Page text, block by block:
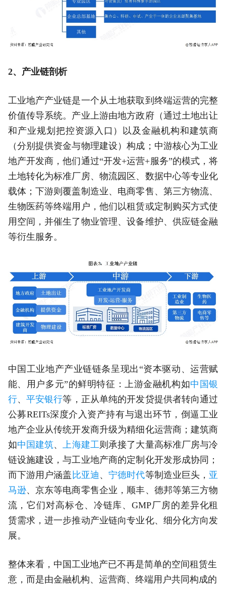
2、产业链剖析
工业地产产业链是一个从土地获取到终端运营的完整
价值传导系统。产业上游由地方政府（通过土地出让
和产业规划把控资源入口）以及金融机构和建筑商
（分别提供资金与物理建设）构成；中游核心为工业
地产开发商，他们通过“开发+运营+服务”的模式，将
土地转化为标准厂房、物流园区、数据中心等专业化
载体；下游则覆盖制造业、电商零售、第三方物流、
生物医药等终端用户，他们以租赁或定制购买方式使
用空间，并催生了物业管理、设备维护、供应链金融
等衍生服务。
中国工业地产产业链链条呈现出“资本驱动、运营赋
能、用户多元”的鲜明特征：上游金融机构如中国银
行、 平安银行等，正从单纯的开发贷提供者转向通过
公募REITs深度介入资产持有与退出环节，倒逼工业
地产企业从传统开发商升级为精细化运营商；建筑商
如中国建筑、上海建工则承接了大量高标准厂房与冷
链设施建设，与工业地产商的定制化开发形成协同；
而下游用户涵盖 比亚迪 、宁德时代等制造业巨头， 亚
马逊、京东等电商零售企业，顺丰、德邦等第三方物
流，它们对高标仓、冷链库、GMP厂房的差异化租
赁需求，进一步推动产业链向专业化、细分化方向发
展。
整体来看，中国工业地产已不再是简单的空间租赁生
意，而是由金融机构、运营商、终端用户共同构成的